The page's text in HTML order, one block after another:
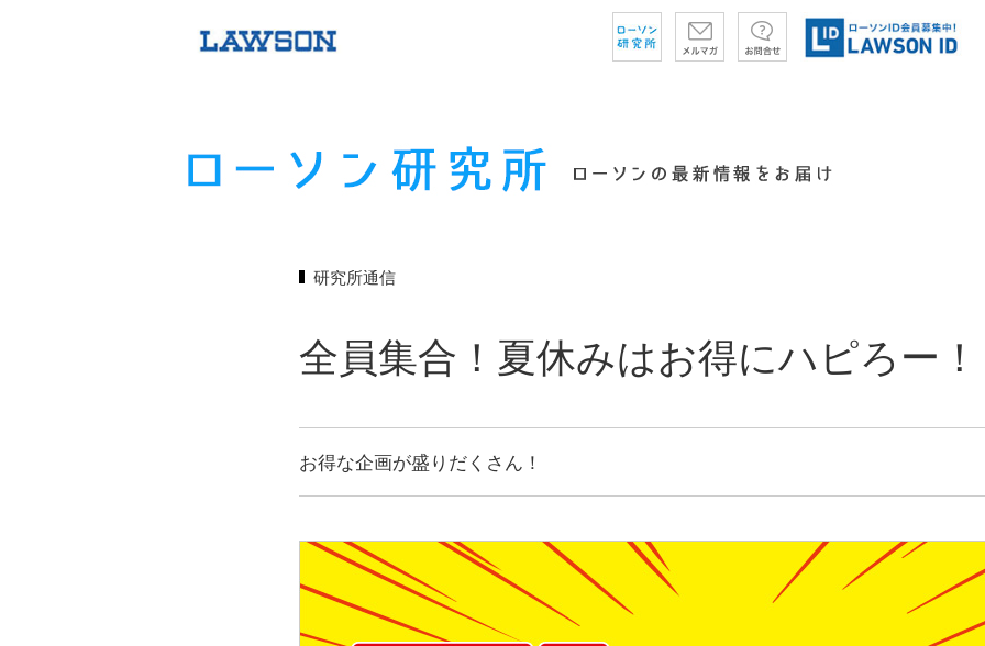
研究所通信
全員集合！夏休みはお得にハピろー！
お得な企画が盛りだくさん！